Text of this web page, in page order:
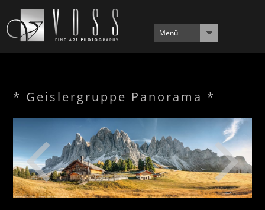
Menü
* Geislergruppe Panorama *